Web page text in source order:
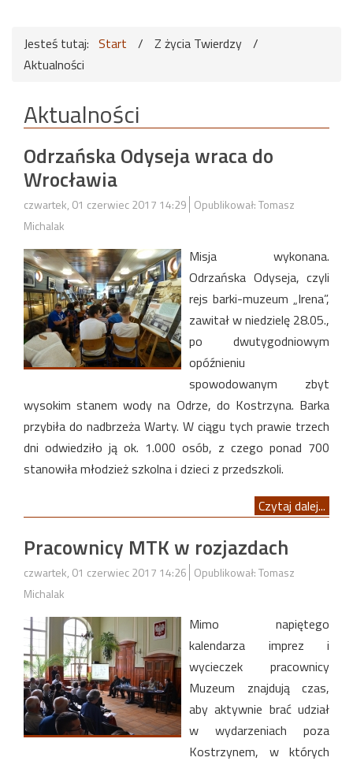
Jesteś tutaj: Start / Z życia Twierdzy /
Aktualności
Aktualności
Odrzańska Odyseja wraca do
Wrocławia
czwartek, 01 czerwiec 2017 14:29 Opublikował: Tomasz
Michalak
Misja wykonana.
Odrzańska Odyseja, czyli
rejs barki-muzeum „Irena”,
zawitał w niedzielę 28.05.,
po dwutygodniowym
opóźnieniu
spowodowanym zbyt
wysokim stanem wody na Odrze, do Kostrzyna. Barka
przybiła do nadbrzeża Warty. W ciągu tych prawie trzech
dni odwiedziło ją ok. 1.000 osób, z czego ponad 700
stanowiła młodzież szkolna i dzieci z przedszkoli.
Czytaj dalej...
Pracownicy MTK w rozjazdach
czwartek, 01 czerwiec 2017 14:26 Opublikował: Tomasz
Michalak
Mimo napiętego
kalendarza imprez i
wycieczek pracownicy
Muzeum znajdują czas,
aby aktywnie brać udział
w wydarzeniach poza
Kostrzynem, w których